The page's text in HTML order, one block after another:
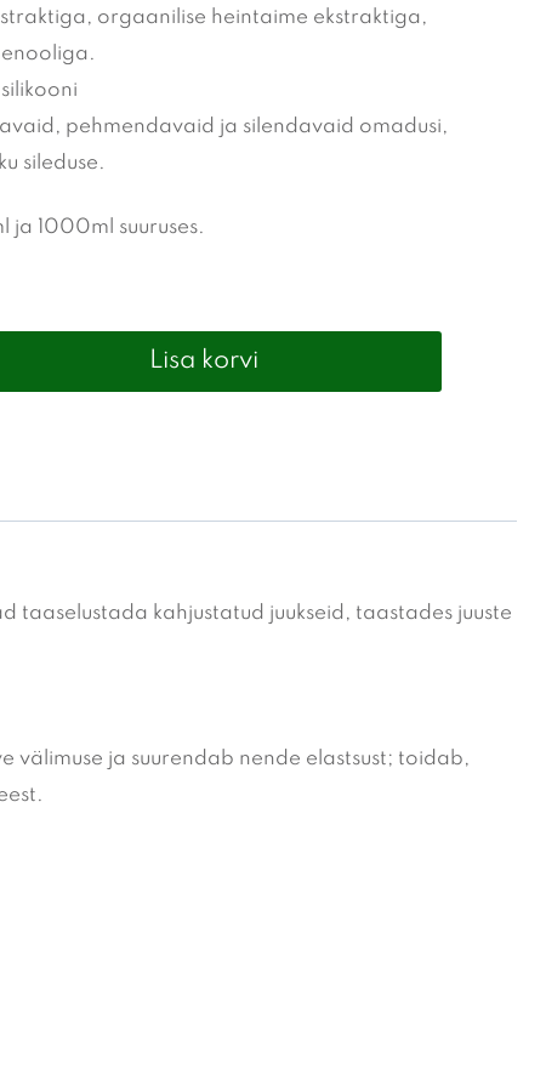
orgaanilise heintaime ekstraktiga,
pehmendavaid ja silendavaid omadusi,
sileduse.
ja 1000ml suuruses.
Lisa korvi
kahjustatud juukseid, taastades juuste
välimuse ja suurendab nende elastsust; toidab,